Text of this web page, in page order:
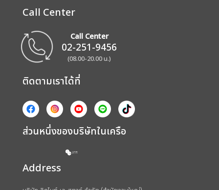
Call Center
Call Center
02-251-9456
(08.00-20.00 น.)
ติดตามเราได้ที่
ส่วนหนึ่งของบริษัทในเครือ
Address